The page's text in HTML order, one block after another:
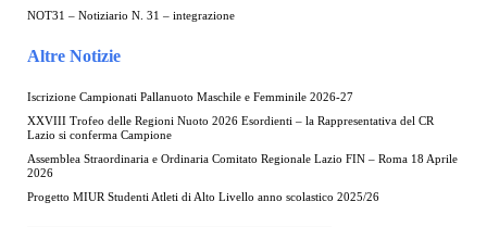
NOT31 – Notiziario N. 31 – integrazione
Altre Notizie
Iscrizione Campionati Pallanuoto Maschile e Femminile 2026-27
XXVIII Trofeo delle Regioni Nuoto 2026 Esordienti – la Rappresentativa del CR
Lazio si conferma Campione
Assemblea Straordinaria e Ordinaria Comitato Regionale Lazio FIN – Roma 18 Aprile
2026
Progetto MIUR Studenti Atleti di Alto Livello anno scolastico 2025/26